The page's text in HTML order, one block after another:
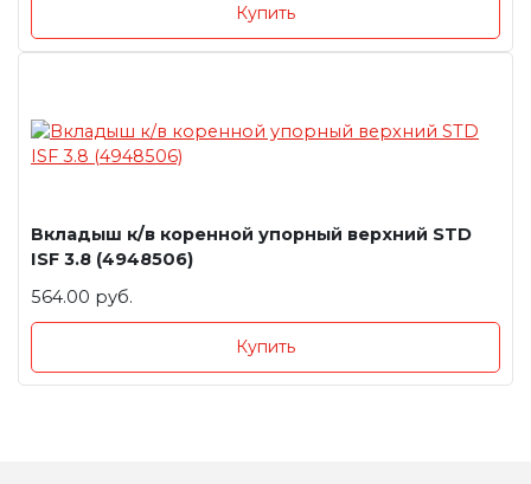
Купить
Вкладыш к/в коренной упорный верхний STD
ISF 3.8 (4948506)
564.00 руб.
Купить